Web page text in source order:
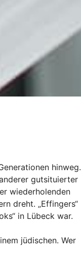
hinweg.
gutsituierter
wiederholenden
dreht. „Effingers“
in Lübeck war.
jüdischen. Wer